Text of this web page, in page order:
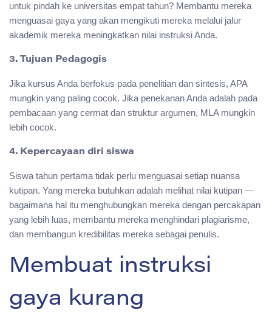
untuk pindah ke universitas empat tahun? Membantu mereka
menguasai gaya yang akan mengikuti mereka melalui jalur
akademik mereka meningkatkan nilai instruksi Anda.
3. Tujuan Pedagogis
Jika kursus Anda berfokus pada penelitian dan sintesis, APA
mungkin yang paling cocok. Jika penekanan Anda adalah pada
pembacaan yang cermat dan struktur argumen, MLA mungkin
lebih cocok.
4. Kepercayaan diri siswa
Siswa tahun pertama tidak perlu menguasai setiap nuansa
kutipan. Yang mereka butuhkan adalah melihat nilai kutipan —
bagaimana hal itu menghubungkan mereka dengan percakapan
yang lebih luas, membantu mereka menghindari plagiarisme,
dan membangun kredibilitas mereka sebagai penulis.
Membuat instruksi
gaya kurang